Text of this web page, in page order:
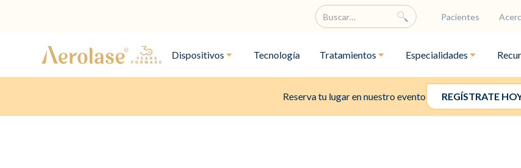
Pacientes
Dispositivos Tecnología Tratamientos Especialidades
Reserva tu lugar en nuestro evento REGÍSTRATE